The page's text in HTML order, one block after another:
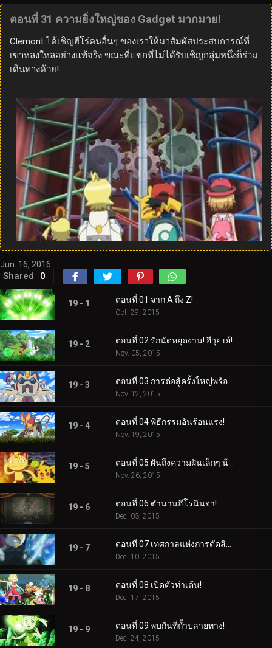
ตอนที่ 31 ความยิ่งใหญ่ของ Gadget มากมาย!
Clemont ได้เชิญฮีโร่คนอื่นๆ ของเราให้มาสัมผัสประสบการณ์ที่
เขาหลงใหลอย่างแท้จริง ขณะที่แขกที่ไม่ได้รับเชิญกลุ่มหนึ่งก็ร่วม
เดินทางด้วย!
Jun. 16, 2016
Shared 0
19 - 1 ตอนที่ 01 จาก A ถึง Z!
Oct. 29, 2015
19 - 2 ตอนที่ 02 รักนัดหยุดงาน! อีวุย เย้!
Nov. 05, 2015
19 - 3
Nov. 12, 2015
19 - 4 ตอนที่ 04 พิธีกรรมอันร้อนแรง!
Nov. 19, 2015
19 - 5
Nov. 26, 2015
19 - 6 ตอนที่ 06 ตำนานฮีโร่นินจา!
Dec. 03, 2015
19 - 7
Dec. 10, 2015
19 - 8 ตอนที่ 08 เปิดตัวท่าเต้น!
Dec. 17, 2015
19 - 9 ตอนที่ 09 พบกันที่ถ้ำปลายทาง!
Dec. 24, 2015